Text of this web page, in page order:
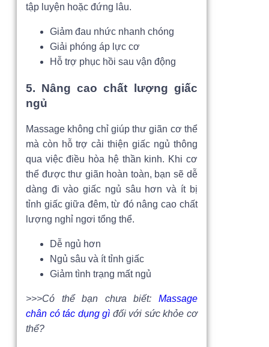
tập luyện hoặc đứng lâu.
Giảm đau nhức nhanh chóng
Giải phóng áp lực cơ
Hỗ trợ phục hồi sau vận động
5. Nâng cao chất lượng giấc
ngủ
Massage không chỉ giúp thư giãn cơ thể
mà còn hỗ trợ cải thiện giấc ngủ thông
qua việc điều hòa hệ thần kinh. Khi cơ
thể được thư giãn hoàn toàn, bạn sẽ dễ
dàng đi vào giấc ngủ sâu hơn và ít bị
tỉnh giấc giữa đêm, từ đó nâng cao chất
lượng nghỉ ngơi tổng thể.
Dễ ngủ hơn
Ngủ sâu và ít tỉnh giấc
Giảm tình trạng mất ngủ
>>>Có thể bạn chưa biết: Massage
chân có tác dụng gì ​ đối với sức khỏe cơ
thể?